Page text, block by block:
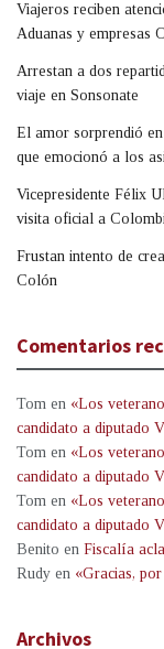
Viajeros reciben
Aduanas y empresas
Arrestan a dos
viaje en Sonsonate
El amor sorprendió
que emocionó a los
Vicepresidente Félix
visita oficial a
Frustan intento de
Colón
Comentarios
Tom en «Los
candidato a diputado
Tom en «Los
candidato a diputado
Tom en «Los
candidato a diputado
Benito en Fiscalía
Rudy en «Gracias,
Archivos